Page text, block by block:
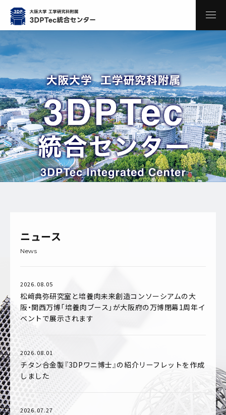
ニュース
News
2026.08.05
松﨑典弥研究室と培養肉未来創造コンソーシアムの大
阪・関西万博「培養肉ブース」が大阪府の万博閉幕1周年イ
ベントで展示されます
2026.08.01
チタン合金製『3DPワニ博士』の紹介リーフレットを作成
しました
2026.07.27